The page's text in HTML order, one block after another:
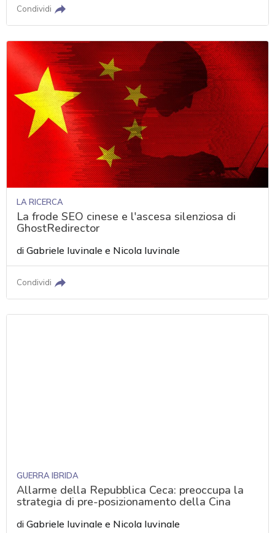
Condividi
LA RICERCA
La frode SEO cinese e l'ascesa silenziosa di
GhostRedirector
diGabriele Iuvinale e Nicola Iuvinale
Condividi
GUERRA IBRIDA
Allarme della Repubblica Ceca: preoccupa la
strategia di pre-posizionamento della Cina
diGabriele Iuvinale e Nicola Iuvinale